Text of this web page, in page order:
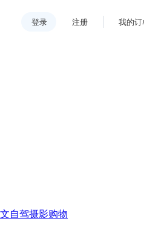
登录 注册 我的订
自驾摄影购物